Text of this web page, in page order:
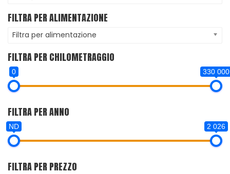
FILTRA PER ALIMENTAZIONE
Filtra per alimentazione
FILTRA PER CHILOMETRAGGIO
0 330 000
FILTRA PER ANNO
ND 2 026
FILTRA PER PREZZO